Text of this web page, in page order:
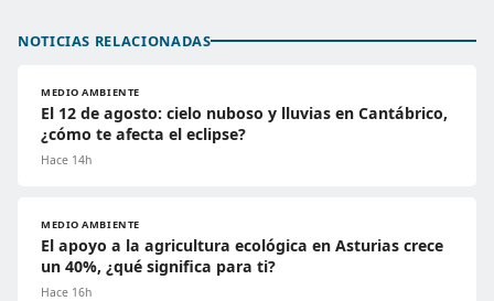
NOTICIAS RELACIONADAS
MEDIO AMBIENTE
El 12 de agosto: cielo nuboso y lluvias en Cantábrico,
¿cómo te afecta el eclipse?
Hace 14h
MEDIO AMBIENTE
El apoyo a la agricultura ecológica en Asturias crece
un 40%, ¿qué significa para ti?
Hace 16h